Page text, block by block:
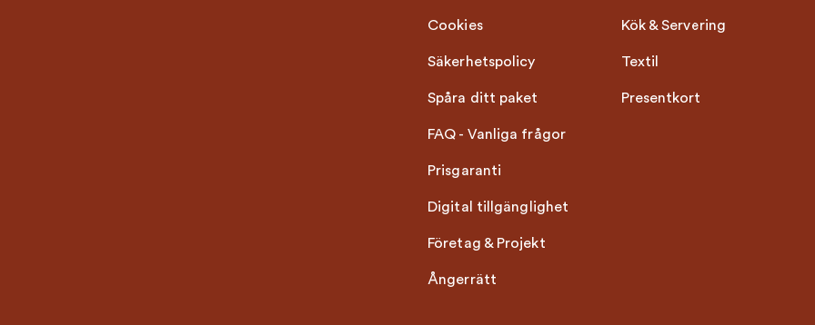
Cookies
Säkerhetspolicy
Spåra ditt paket
FAQ - Vanliga frågor
Prisgaranti
Digital tillgänglighet
Företag & Projekt
Ångerrätt
Kök & Servering
Textil
Presentkort